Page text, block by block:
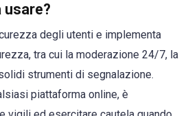
usare?
degli utenti e implementa
tra cui la moderazione 24/7, la
strumenti di segnalazione.
piattaforma online, è